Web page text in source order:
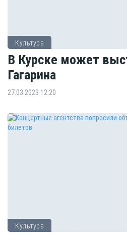
Культура
В Курске может
Гагарина
27.03.2023 12:20
Культура